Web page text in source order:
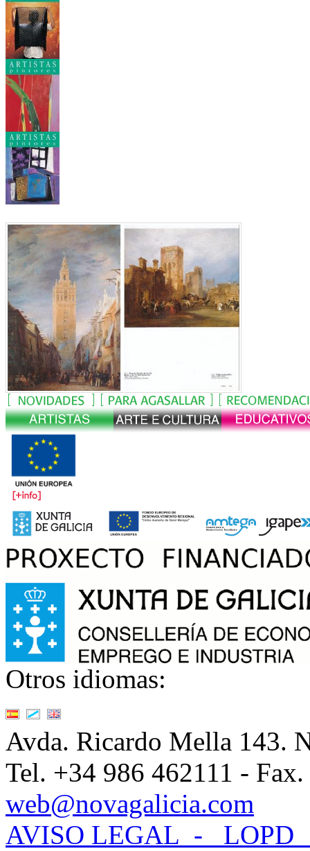
Otros idiomas:
Avda. Ricardo Mella 143.
Tel. +34 986 462111 -
web@novagalicia.com
AVISO LEGAL -